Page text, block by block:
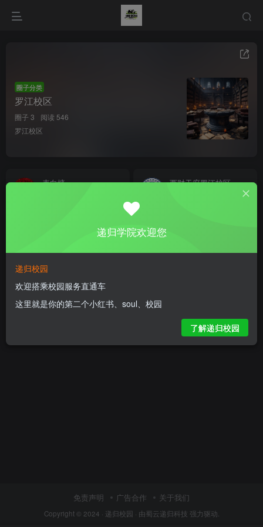
圈子分类
罗江校区
圈子 3
阅读 546
罗江校区
表白墙 西财天府罗江校区
免责声明 广告合作 关于我们
Copyright © 2024 · 递归校园 · 由蜀云递归科技 强力驱动.
递归学院欢迎您
递归校园
欢迎搭乘校园服务直通车
这里就是你的第二个小红书、soul、校园
了解递归校园